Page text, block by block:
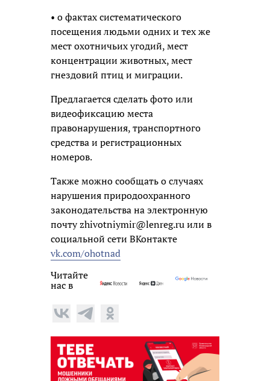
• о фактах систематического
посещения людьми одних и тех же
мест охотничьих угодий, мест
концентрации животных, мест
гнездовий птиц и миграции.
Предлагается сделать фото или
видеофиксацию места
правонарушения, транспортного
средства и регистрационных
номеров.
Также можно сообщать о случаях
нарушения природоохранного
законодательства на электронную
почту zhivotniymir@lenreg.ru или в
социальной сети ВКонтакте
vk.com/ohotnad
Читайте
нас в